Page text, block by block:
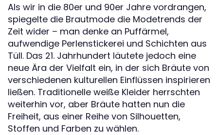
Als wir in die 80er und 90er Jahre vordrangen,
spiegelte die Brautmode die Modetrends der
Zeit wider – man denke an Puffärmel,
aufwendige Perlenstickerei und Schichten aus
Tüll. Das 21. Jahrhundert läutete jedoch eine
neue Ära der Vielfalt ein, in der sich Bräute von
verschiedenen kulturellen Einflüssen inspirieren
ließen. Traditionelle weiße Kleider herrschten
weiterhin vor, aber Bräute hatten nun die
Freiheit, aus einer Reihe von Silhouetten,
Stoffen und Farben zu wählen.